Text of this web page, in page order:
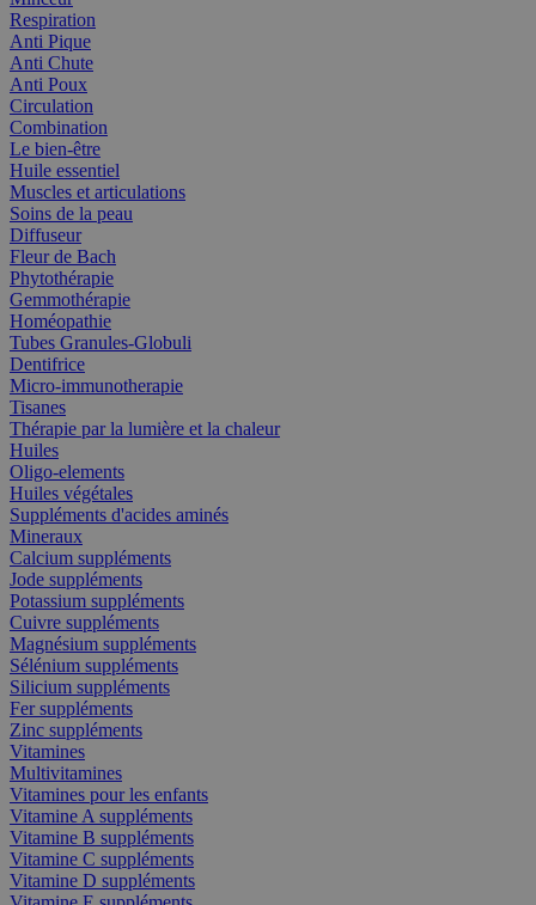
Respiration
Anti Pique
Anti Chute
Anti Poux
Circulation
Combination
Le bien-être
Huile essentiel
Muscles et articulations
Soins de la peau
Diffuseur
Fleur de Bach
Phytothérapie
Gemmothérapie
Homéopathie
Tubes Granules-Globuli
Dentifrice
Micro-immunotherapie
Tisanes
Thérapie par la lumière et la chaleur
Huiles
Oligo-elements
Huiles végétales
Suppléments d'acides aminés
Mineraux
Calcium suppléments
Jode suppléments
Potassium suppléments
Cuivre suppléments
Magnésium suppléments
Sélénium suppléments
Silicium suppléments
Fer suppléments
Zinc suppléments
Vitamines
Multivitamines
Vitamines pour les enfants
Vitamine A suppléments
Vitamine B suppléments
Vitamine C suppléments
Vitamine D suppléments